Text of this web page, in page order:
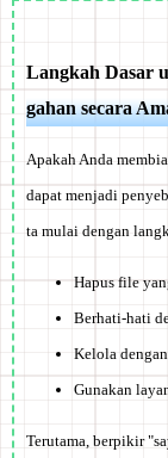
Langkah Dasar
gahan secara
Apakah Anda
dapat menjadi
ta mulai dengan
Hapus file
Berhati-hati
Kelola
Gunakan
Terutama, berpikir